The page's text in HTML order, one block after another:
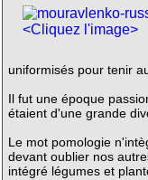
<Cliquez l'image>
uniformisés pour tenir
Il fut une époque
étaient d'une grande
Le mot pomologie
devant oublier nos
intégré légumes et